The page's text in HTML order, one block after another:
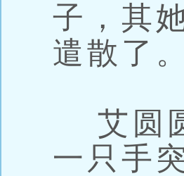
子，其
遣散了。
艾圆
一只手